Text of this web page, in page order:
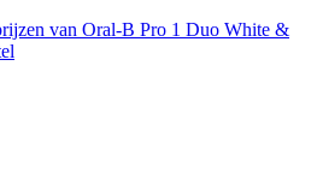
van Oral-B Pro 1 Duo White &